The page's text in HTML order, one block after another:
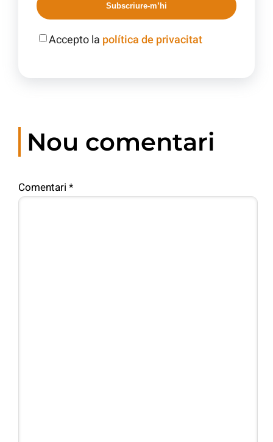
Subscriure-m’hi
Accepto la política de privacitat
Nou comentari
Comentari *